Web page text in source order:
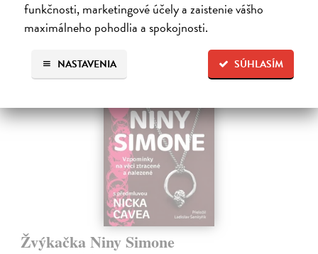
funkčnosti, marketingové účely a zaistenie vášho
maximálneho pohodlia a spokojnosti.
SÚHLASÍM
NASTAVENIA
hudobná veda
Žvýkačka Niny Simone